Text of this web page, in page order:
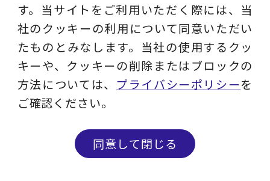
お仕事のご相談や、ご不明な点など、お気軽
にお問い合わせください。
セミナー開催予定など最新ニュースをご希望
の方はメルマガ登録をお願いいたします。
す。当サイトをご利用いただく際には、当
社のクッキーの利用について同意いただい
たものとみなします。当社の使用するクッ
キーや、クッキーの削除またはブロックの
方法については、 プライバシーポリシーを
ご確認ください。
同意して閉じる